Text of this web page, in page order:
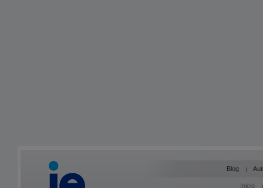
Blog
Inicio